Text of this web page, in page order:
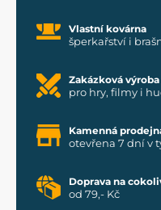
Vlastní kovárna
šperkařství i
Zakázková výroba
pro hry, filmy i
Kamenná
otevřena 7 dní v
Doprava na
od 79,- Kč